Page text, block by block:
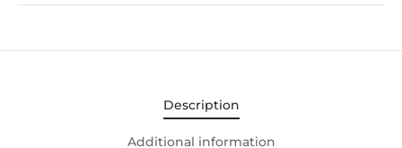
Description
Additional information